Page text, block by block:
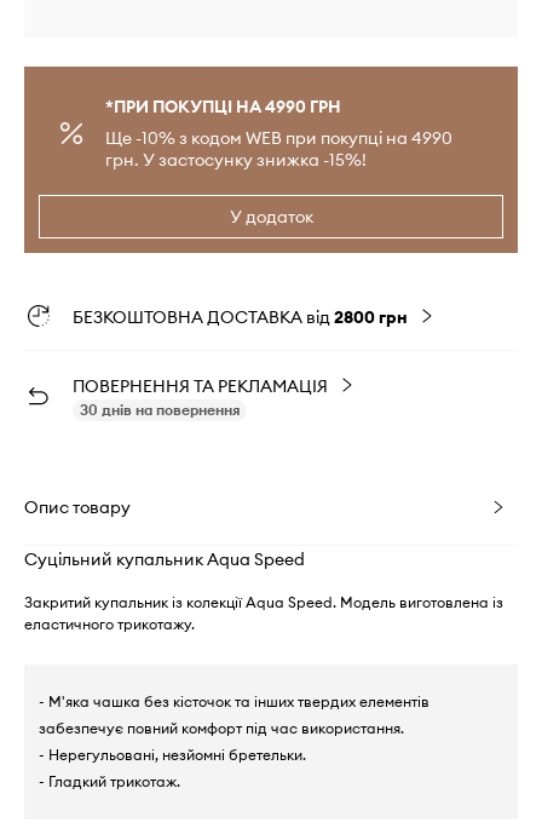
*ПРИ ПОКУПЦІ НА 4990 ГРН
Ще -10% з кодом WEB при покупці на 4990
грн. У застосунку знижка -15%!
У додаток
БЕЗКОШТОВНА ДОСТАВКА від2800 грн
ПОВЕРНЕННЯ ТА РЕКЛАМАЦІЯ
30 днів на повернення
Опис товару
Суцільний купальник Aqua Speed
Закритий купальник із колекції Aqua Speed. Модель виготовлена із
еластичного трикотажу.
- М'яка чашка без кісточок та інших твердих елементів
забезпечує повний комфорт під час використання.
- Нерегульовані, незйомні бретельки.
- Гладкий трикотаж.